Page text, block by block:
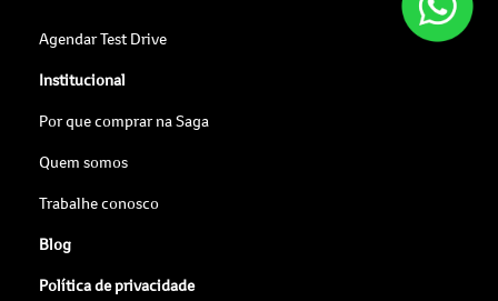
Agendar Test Drive
Institucional
Por que comprar na Saga
Quem somos
Trabalhe conosco
Blog
Política de privacidade